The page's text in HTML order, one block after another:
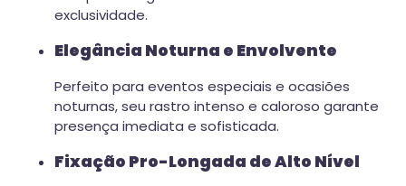
exclusividade.
Elegância Noturna e Envolvente
Perfeito para eventos especiais e ocasiões
noturnas, seu rastro intenso e caloroso garante
presença imediata e sofisticada.
Fixação Pro-Longada de Alto Nível